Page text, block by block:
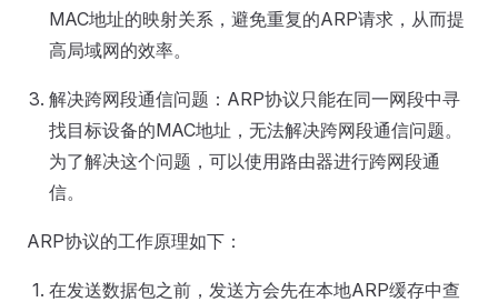
MAC地址的映射关系，避免重复的ARP请求，从而提
高局域网的效率。
解决跨网段通信问题：ARP协议只能在同一网段中寻
找目标设备的MAC地址，无法解决跨网段通信问题。
为了解决这个问题，可以使用路由器进行跨网段通
信。
ARP协议的工作原理如下：
在发送数据包之前，发送方会先在本地ARP缓存中查